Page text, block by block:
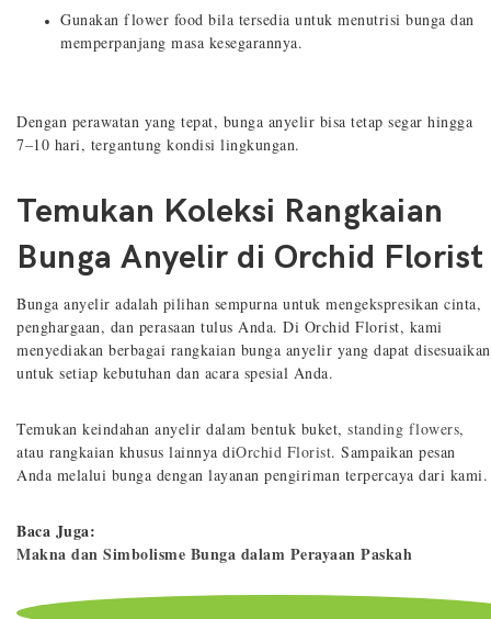
Gunakan flower food bila tersedia untuk menutrisi bunga dan
memperpanjang masa kesegarannya.
Dengan perawatan yang tepat, bunga anyelir bisa tetap segar hingga
7–10 hari, tergantung kondisi lingkungan.
Temukan Koleksi Rangkaian
Bunga Anyelir di Orchid Florist
Bunga anyelir adalah pilihan sempurna untuk mengekspresikan cinta,
penghargaan, dan perasaan tulus Anda. Di Orchid Florist, kami
menyediakan berbagai rangkaian bunga anyelir yang dapat disesuaikan
untuk setiap kebutuhan dan acara spesial Anda.
Temukan keindahan anyelir dalam bentuk buket, standing flowers,
atau rangkaian khusus lainnya diOrchid Florist. Sampaikan pesan
Anda melalui bunga dengan layanan pengiriman terpercaya dari kami.
Baca Juga:
Makna dan Simbolisme Bunga dalam Perayaan Paskah